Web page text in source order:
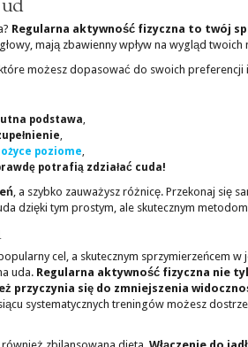
Regularna aktywność fizyczna to twój
mają zbawienny wpływ na wygląd twoich
możesz dopasować do swoich
podstawa,
,
poziome,
potrafią zdziałać cuda!
, a szybko zauważysz różnicę. Przekonaj się
dzięki tym prostym, ale skutecznym
cel, a skutecznym sprzymierzeńcem w
uda. Regularna aktywność fizyczna nie
przyczynia się do zmniejszenia
systematycznych treningów możesz